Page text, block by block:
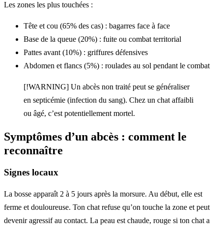
Les zones les plus touchées :
Tête et cou (65% des cas) : bagarres face à face
Base de la queue (20%) : fuite ou combat territorial
Pattes avant (10%) : griffures défensives
Abdomen et flancs (5%) : roulades au sol pendant le combat
[!WARNING] Un abcès non traité peut se généraliser
en septicémie (infection du sang). Chez un chat affaibli
ou âgé, c’est potentiellement mortel.
Symptômes d’un abcès : comment le
reconnaître
Signes locaux
La bosse apparaît 2 à 5 jours après la morsure. Au début, elle est
ferme et douloureuse. Ton chat refuse qu’on touche la zone et peut
devenir agressif au contact. La peau est chaude, rouge si ton chat a